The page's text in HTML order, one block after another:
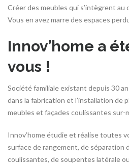
Créer des meubles qui s’intègrent au
Vous en avez marre des espaces
Innov’home a
vous !
Société familiale existant depuis 30
dans la fabrication et l’installation de
meubles et façades coulissantes sur-
Innov’home étudie et réalise toutes
surface de rangement, de séparation
coulissantes, de soupentes latérale